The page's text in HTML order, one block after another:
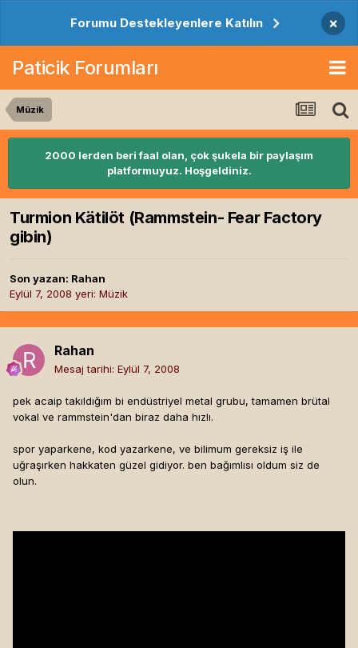
Forumu Destekleyenlere Katılın ×
Paticik Forumları
Müzik
2000 lerden beri faal olan, çok şukela bir paylaşım
platformuyuz. Hoşgeldiniz.
Turmion Kätilöt (Rammstein- Fear Factory
gibin)
Son yazan: Rahan
Eylül 7, 2008 yeri: Müzik
Rahan
Mesaj tarihi: Eylül 7, 2008
pek acaip takıldığım bi endüstriyel metal grubu, tamamen brütal
vokal ve rammstein'dan biraz daha hızlı.
spor yaparkene, kod yazarkene, ve bilimum gereksiz iş ile
uğraşırken hakkaten güzel gidiyor. ben bağımlısı oldum siz de
olun.